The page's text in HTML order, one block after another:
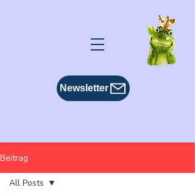
Newsletter
Beitrag
All Posts